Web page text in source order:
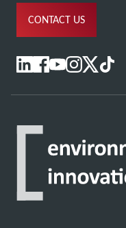
CONTACT US